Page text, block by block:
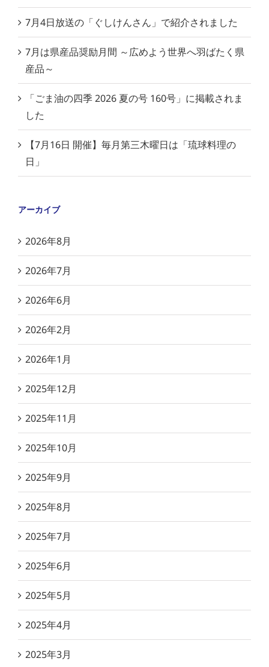
7月4日放送の「ぐしけんさん」で紹介されました
7月は県産品奨励月間 ～広めよう世界へ羽ばたく県
産品～
「ごま油の四季 2026 夏の号 160号」に掲載されま
した
【7月16日 開催】毎月第三木曜日は「琉球料理の
日」
アーカイブ
2026年8月
2026年7月
2026年6月
2026年2月
2026年1月
2025年12月
2025年11月
2025年10月
2025年9月
2025年8月
2025年7月
2025年6月
2025年5月
2025年4月
2025年3月